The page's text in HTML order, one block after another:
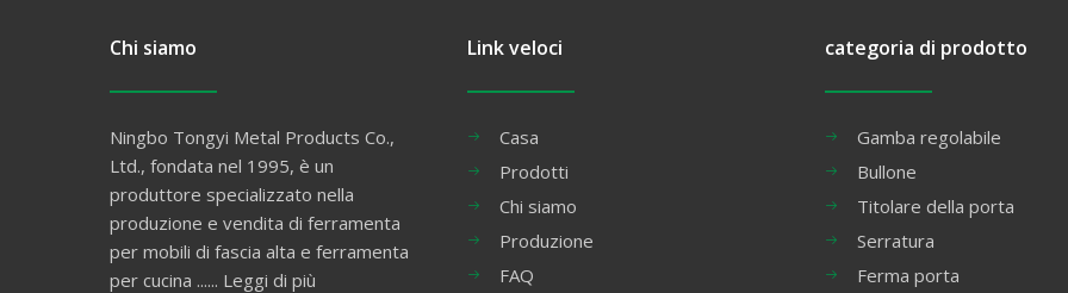
Chi siamo
Ningbo Tongyi Metal Products Co.,
Ltd., fondata nel 1995, è un
produttore specializzato nella
produzione e vendita di ferramenta
per mobili di fascia alta e ferramenta
per cucina ...... Leggi di più
Link veloci
Casa
Prodotti
Chi siamo
Produzione
FAQ
categoria di prodotto
Gamba regolabile
Bullone
Titolare della porta
Serratura
Ferma porta